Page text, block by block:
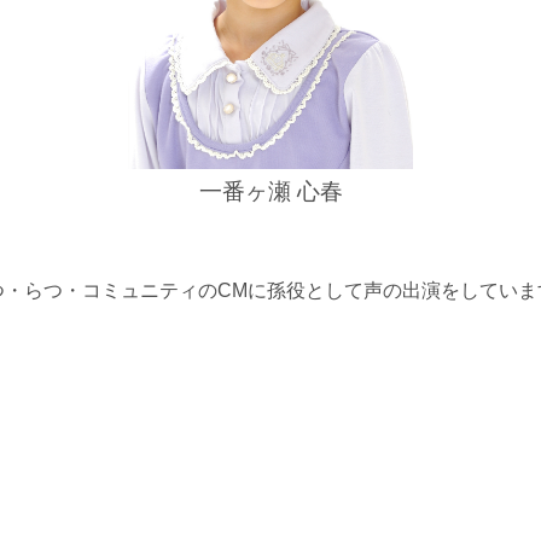
一番ヶ瀬 心春
・らつ・コミュニティのCMに孫役として声の出演をしていま